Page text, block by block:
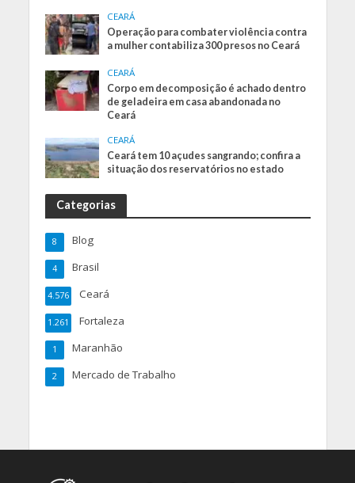
CEARÁ
Operação para combater violência contra
a mulher contabiliza 300 presos no Ceará
CEARÁ
Corpo em decomposição é achado dentro
de geladeira em casa abandonada no
Ceará
CEARÁ
Ceará tem 10 açudes sangrando; confira a
situação dos reservatórios no estado
Categorias
Blog
8
Brasil
4
Ceará
4.576
Fortaleza
1.261
Maranhão
1
Mercado de Trabalho
2